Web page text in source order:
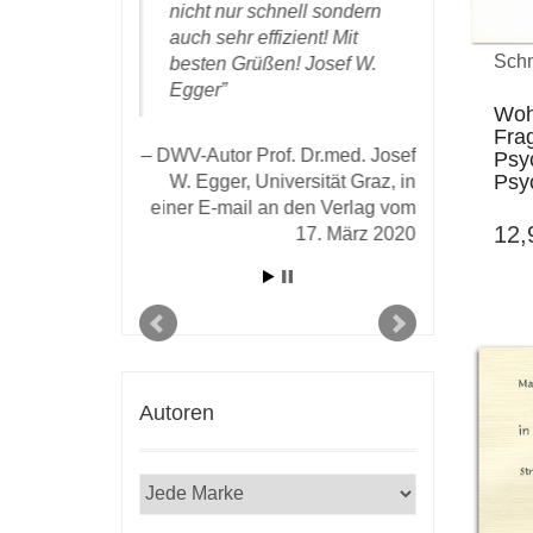
nicht nur schnell sondern
auch sehr effizient! Mit
besten Grüßen! Josef W.
Egger
DWV-Autor Prof. Dr.med. Josef
W. Egger, Universität Graz, in
einer E-mail an den Verlag vom
17. März 2020
haben.
wie viele
Buch
Autoren